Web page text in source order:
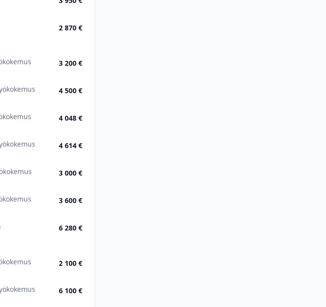
2 870 €
3 200 €
4 500 €
4 048 €
4 614 €
3 000 €
3 600 €
6 280 €
2 100 €
6 100 €